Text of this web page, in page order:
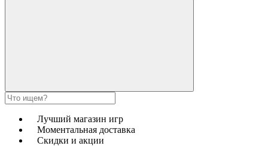
Лучший магазин игр
Моментальная доставка
Скидки и акции